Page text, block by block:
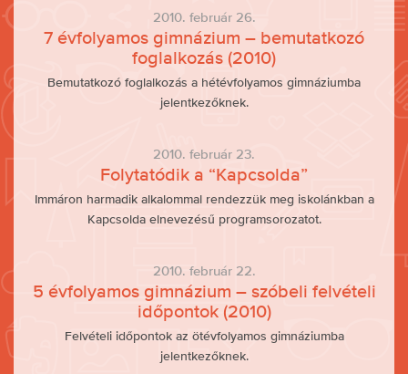
2010. február 26.
7 évfolyamos gimnázium – bemutatkozó
foglalkozás (2010)
Bemutatkozó foglalkozás a hétévfolyamos gimnáziumba
jelentkezőknek.
2010. február 23.
Folytatódik a “Kapcsolda”
Immáron harmadik alkalommal rendezzük meg iskolánkban a
Kapcsolda elnevezésű programsorozatot.
2010. február 22.
5 évfolyamos gimnázium – szóbeli felvételi
időpontok (2010)
Felvételi időpontok az ötévfolyamos gimnáziumba
jelentkezőknek.